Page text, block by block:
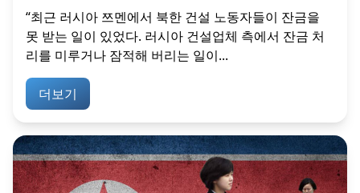
“최근 러시아 쯔멘에서 북한 건설 노동자들이 잔금을
못 받는 일이 있었다. 러시아 건설업체 측에서 잔금 처
리를 미루거나 잠적해 버리는 일이...
더보기